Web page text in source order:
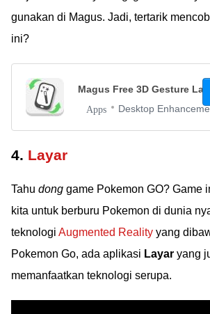
gunakan di Magus. Jadi, tertarik
ini?
Magus Free 3D Gesture
Apps Desktop
4. Layar
Tahu dong game Pokemon GO? Game
kita untuk berburu Pokemon di dunia
teknologi Augmented Reality yang
Pokemon Go, ada aplikasi Layar yang
memanfaatkan teknologi serupa.